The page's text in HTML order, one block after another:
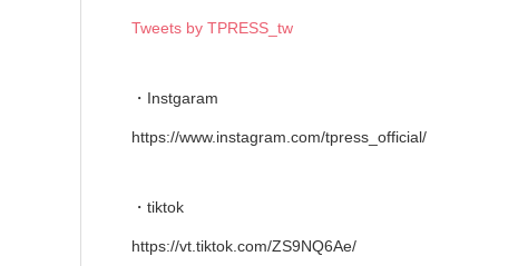
Tweets by TPRESS_tw
・Instgaram
https://www.instagram.com/tpress_official/
・tiktok
https://vt.tiktok.com/ZS9NQ6Ae/